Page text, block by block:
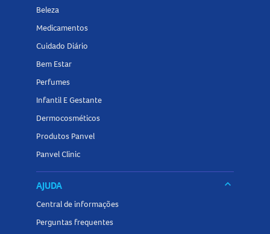
Beleza
Medicamentos
Cuidado Diário
Bem Estar
Perfumes
Infantil E Gestante
Dermocosméticos
Produtos Panvel
Panvel Clinic
AJUDA keyboard_arrow_down
Central de informações
Perguntas frequentes